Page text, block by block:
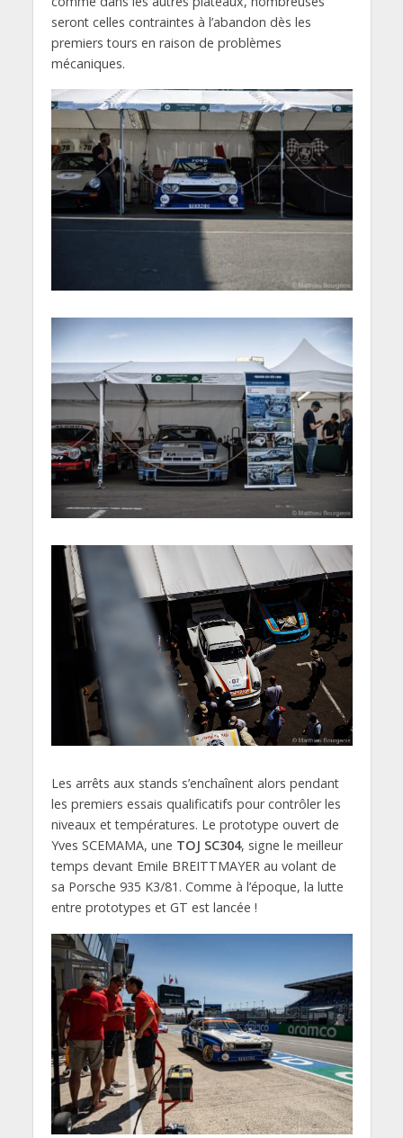
seront celles contraintes à l’abandon dès les
premiers tours en raison de problèmes
mécaniques.
Les arrêts aux stands s’enchaînent alors pendant
les premiers essais qualificatifs pour contrôler les
niveaux et températures. Le prototype ouvert de
Yves SCEMAMA, une TOJ SC304, signe le meilleur
temps devant Emile BREITTMAYER au volant de
sa Porsche 935 K3/81. Comme à l’époque, la lutte
entre prototypes et GT est lancée !